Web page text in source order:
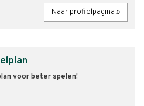
Naar profielpagina »
voor beter spelen!